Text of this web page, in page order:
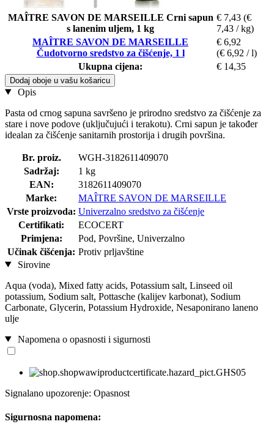
MAÎTRE SAVON DE MARSEILLE Crni sapun
s lanenim uljem, 1 kg
€ 7,43 (€
7,43 / kg)
MAÎTRE SAVON DE MARSEILLE
Čudotvorno sredstvo za čišćenje, 1 l
€ 6,92
(€ 6,92 / l)
Ukupna cijena:
€ 14,35
Dodaj oboje u vašu košaricu
Opis
Pasta od crnog sapuna savršeno je prirodno sredstvo za čišćenje za
stare i nove podove (uključujući i terakotu). Crni sapun je također
idealan za čišćenje sanitarnih prostorija i drugih površina.
Br. proiz.
WGH-3182611409070
Sadržaj:
1 kg
EAN:
3182611409070
Marke:
MAÎTRE SAVON DE MARSEILLE
Vrste proizvoda: Univerzalno sredstvo za čišćenje
Certifikati:
ECOCERT
Primjena:
Pod, Površine, Univerzalno
Učinak čišćenja: Protiv prljavštine
Sirovine
Aqua (voda), Mixed fatty acids, Potassium salt, Linseed oil
potassium, Sodium salt, Pottasche (kalijev karbonat), Sodium
Carbonate, Glycerin, Potassium Hydroxide, Nesaponirano laneno
ulje
Napomena o opasnosti i sigurnosti
Signalano upozorenje: Opasnost
Sigurnosna napomena: